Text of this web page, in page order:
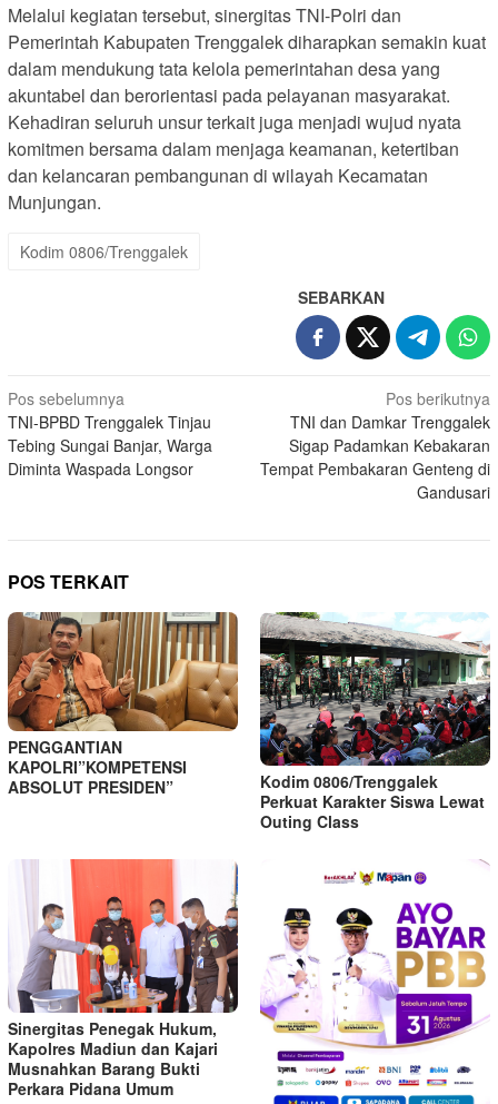
Melalui kegiatan tersebut, sinergitas TNI-Polri dan
Pemerintah Kabupaten Trenggalek diharapkan semakin kuat
dalam mendukung tata kelola pemerintahan desa yang
akuntabel dan berorientasi pada pelayanan masyarakat.
Kehadiran seluruh unsur terkait juga menjadi wujud nyata
komitmen bersama dalam menjaga keamanan, ketertiban
dan kelancaran pembangunan di wilayah Kecamatan
Munjungan.
Kodim 0806/Trenggalek
SEBARKAN
Navigasi
pos
Pos sebelumnya
TNI-BPBD Trenggalek Tinjau
Tebing Sungai Banjar, Warga
Diminta Waspada Longsor
Pos berikutnya
TNI dan Damkar Trenggalek
Sigap Padamkan Kebakaran
Tempat Pembakaran Genteng di
Gandusari
POS TERKAIT
PENGGANTIAN
KAPOLRI”KOMPETENSI
ABSOLUT PRESIDEN”
Kodim 0806/Trenggalek
Perkuat Karakter Siswa Lewat
Outing Class
Sinergitas Penegak Hukum,
Kapolres Madiun dan Kajari
Musnahkan Barang Bukti
Perkara Pidana Umum